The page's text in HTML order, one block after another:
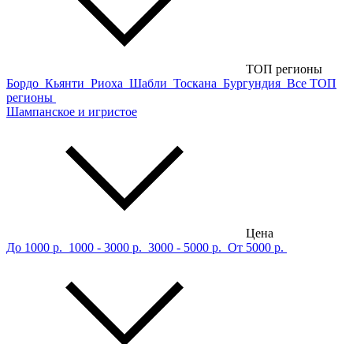
ТОП регионы
Бордо Кьянти Риоха Шабли Тоскана Бургундия Все ТОП
регионы
Шампанское и игристое
Цена
До 1000 р. 1000 - 3000 р. 3000 - 5000 р. От 5000 р.